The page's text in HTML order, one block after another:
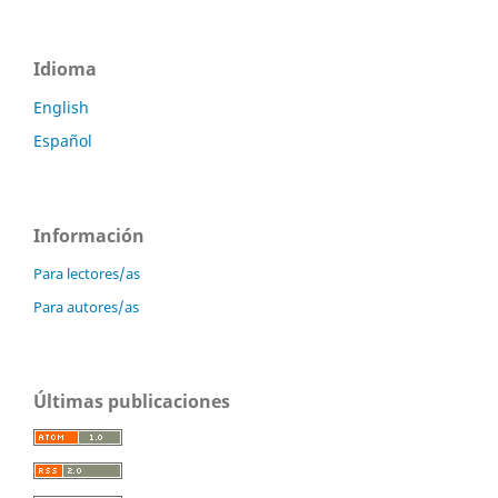
Idioma
English
Español
Información
Para lectores/as
Para autores/as
Últimas publicaciones